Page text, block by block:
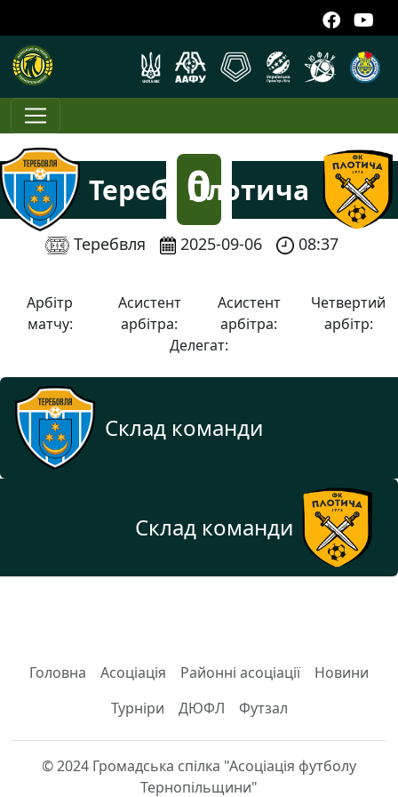
Теребовля
0
:
Плотича
Теребвля 2025-09-06 08:37
Арбітр
матчу:
Асистент
арбітра:
Асистент
арбітра:
Четвертий
арбітр:
Делегат:
Склад команди
Склад команди
Головна Асоціація Районні асоціації
Новини
Турніри
ДЮФЛ Футзал
© 2024 Громадська спілка "Асоціація футболу
Тернопільщини"